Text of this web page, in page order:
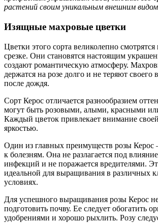
растений своим уникальным внешним
Изящные махровые цветки
Цветки этого сорта великолепно смотрятся
срезке. Они становятся настоящим
создают романтическую атмосферу.
держатся на розе долго и не теряют своего
после дождя.
Сорт Керос отличается разнообразием
могут быть розовыми, алыми, красными
Каждый цветок привлекает внимание
яркостью.
Один из главных преимуществ розы Керос
к болезням. Она не разлагается под
инфекций и не поражается вредителями.
идеальной для выращивания в различных
условиях.
Для успешного выращивания розы Керос
подготовить почву. Ее следует обогатить
удобрениями и хорошо рыхлить. Розу